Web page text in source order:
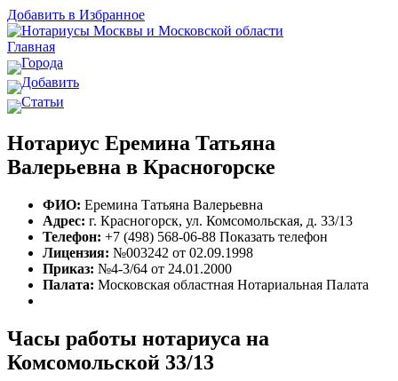
Добавить в Избранное
Главная
Города
Добавить
Статьи
Нотариус Еремина Татьяна
Валерьевна в Красногорске
ФИО: Еремина Татьяна Валерьевна
Адрес: г. Красногорск, ул. Комсомольская, д. 33/13
Телефон: +7 (498) 568-06-88 Показать телефон
Лицензия: №003242 от 02.09.1998
Приказ: №4-3/64 от 24.01.2000
Палата: Московская областная Нотариальная Палата
Часы работы нотариуса на
Комсомольской 33/13